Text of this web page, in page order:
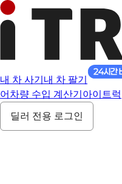
내 차 사기 내 차 팔기
어 차량 수입 계산기 아이트럭
딜러 전용 로그인